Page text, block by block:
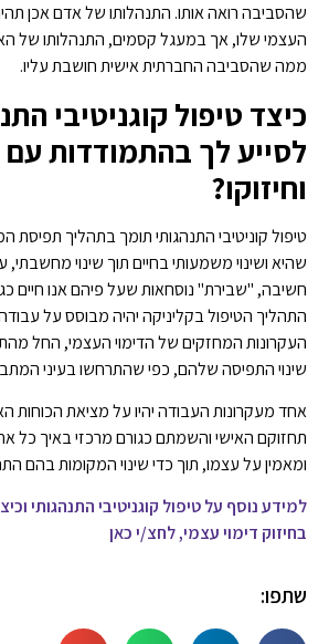
שהסביבה רואה אותו. התנהלותו של אדם אכן
העצמי שלו, אך במעגל קסמים, התנהלותו של
ממה שהסביבה החברתית אישית חושבת עליו.
כיצד טיפול קוגניטיבי
לסייע לך בהתמודדות עם
וחיזוקו?
טיפול קוניטיבי התנהגותי תומך בתהליך תפיסת
שהיא ושינוי משמעותי בחיים תוך שינוי מחשבתי,
חשיבה, "שבירת" נוסחאות שעל פיהם אנו חיים
התהליך הטיפול בקליניקה יהיה מבוסס על
העקרונות המחזקים של הדימוי העצמי, החל
שינוי התפיסה שלהם, כפי שהתרחשו בעיני
אחד מעקרונות העבודה יהיו על מציאת הכוחות
תחזוקם האישי והשמתם כגורם מרכזי באיך כל
ומאמין על עצמו, תוך כדי שינוי המקומות בהם
למידע נוסף על טיפול קוגניטיבי התנהגותי
בחיזוק דימוי עצמי, לחצ/י כאן
שתפו: